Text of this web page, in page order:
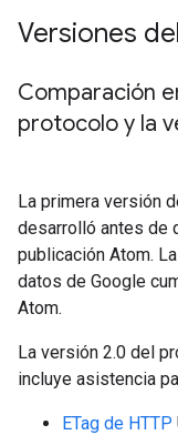
Versiones
Comparación
protocolo y la
La primera versión
desarrolló antes de
publicación Atom.
datos de Google
Atom.
La versión 2.0 del
incluye asistencia
ETag de HTTP